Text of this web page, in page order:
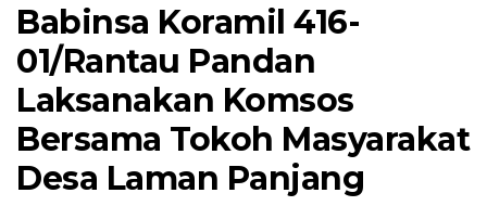
Babinsa Koramil 416-
01/Rantau Pandan
Laksanakan Komsos
Bersama Tokoh Masyarakat
Desa Laman Panjang